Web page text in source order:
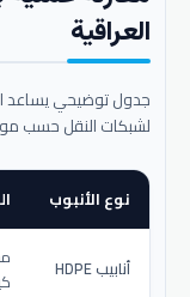
العراقية
جدول توضيحي يساعد
لشبكات النقل حسب
نوع الأنبوب
أنابيب HDPE